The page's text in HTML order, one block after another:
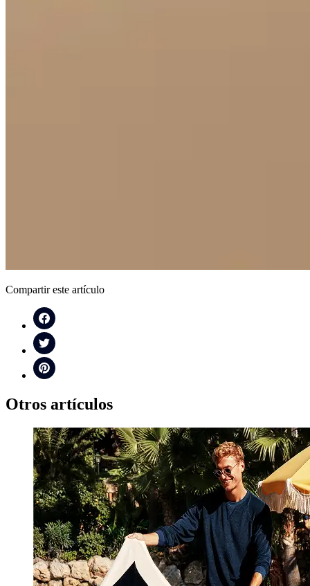
Compartir este artículo
Otros artículos